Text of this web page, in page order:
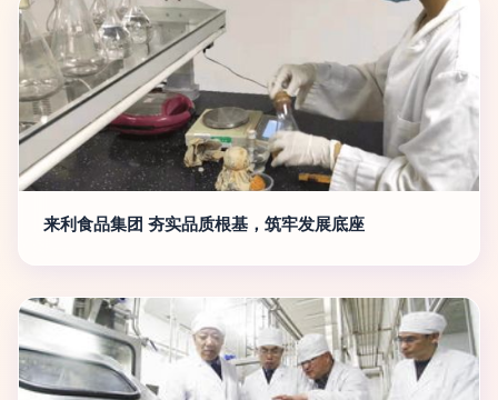
来利食品集团 夯实品质根基，筑牢发展底座